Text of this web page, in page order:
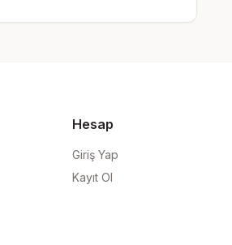
Hesap
Giriş Yap
Kayıt Ol